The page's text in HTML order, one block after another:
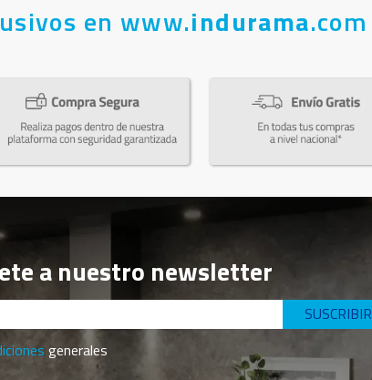
en www.indurama.com
a nuestro newsletter
SUSCRIBIR
generales